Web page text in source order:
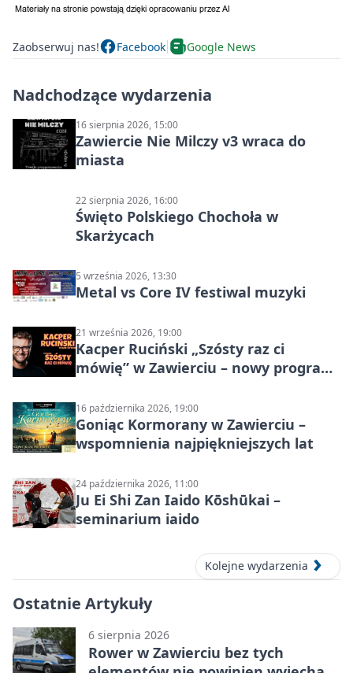
Zaobserwuj nas! Facebook Google News
Nadchodzące wydarzenia
16 sierpnia 2026, 15:00
Zawiercie Nie Milczy v3 wraca do
miasta
22 sierpnia 2026, 16:00
Święto Polskiego Chochoła w
Skarżycach
5 września 2026, 13:30
Metal vs Core IV festiwal muzyki
21 września 2026, 19:00
Kacper Ruciński „Szósty raz ci
mówię” w Zawierciu – nowy program
16 października 2026, 19:00
Goniąc Kormorany w Zawierciu –
wspomnienia najpiękniejszych lat
24 października 2026, 11:00
Ju Ei Shi Zan Iaido Kōshūkai –
seminarium iaido
Kolejne wydarzenia
Ostatnie Artykuły
6 sierpnia 2026
Rower w Zawierciu bez tych